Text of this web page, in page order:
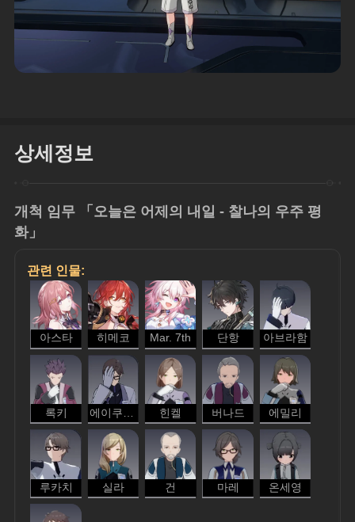
상세정보
개척 임무 「오늘은 어제의 내일 - 찰나의 우주 평
화」
관련 인물:
아스타 히메코 Mar. 7th 단항 아브라함
록키 힌켈 버나드 에밀리
루카치 실라 건 마레 온세영